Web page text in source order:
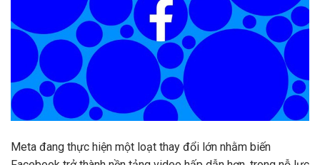
Meta đang thực hiện một loạt thay đổi lớn nhằm biến